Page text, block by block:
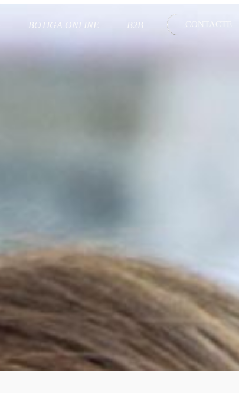
BOTIGA ONLINE B2B CONTACTE